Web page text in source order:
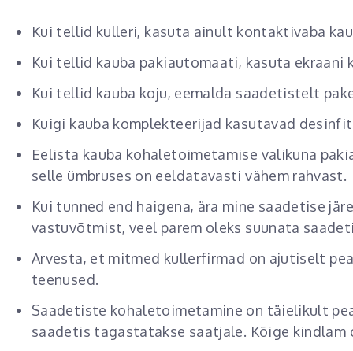
Kui tellid kulleri, kasuta ainult kontaktivaba
Kui tellid kauba pakiautomaati, kasuta
Kui tellid kauba koju, eemalda saadetistelt
Kuigi kauba komplekteerijad kasutavad
Eelista kauba kohaletoimetamise valikuna
selle ümbruses on eeldatavasti vähem rahvast.
Kui tunned end haigena, ära mine saadetise
vastuvõtmist, veel parem oleks suunata
Arvesta, et mitmed kullerfirmad on ajutiselt
teenused.
Saadetiste kohaletoimetamine on täielikult
saadetis tagastatakse saatjale. Kõige